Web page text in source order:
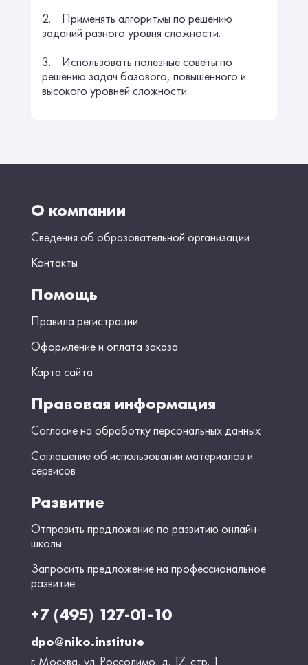
2. Применять алгоритмы по решению
заданий разного уровня сложности.
3. Использовать полезные советы по
решению задач базового, повышенного и
высокого уровней сложности.
О компании
Сведения об образовательной организации
Контакты
Помощь
Правила регистрации
Оформление и оплата заказа
Карта сайта
Правовая информация
Согласие на обработку персональных данных
Соглашение об использовании материалов и
сервисов
Развитие
Отправить предложение по развитию онлайн-
школы
Запросить предложение на профессиональное
развитие
+7 (495) 127-01-10
dpo@niko.institute
г. Москва, ул. Россолимо, д. 17, стр. 1